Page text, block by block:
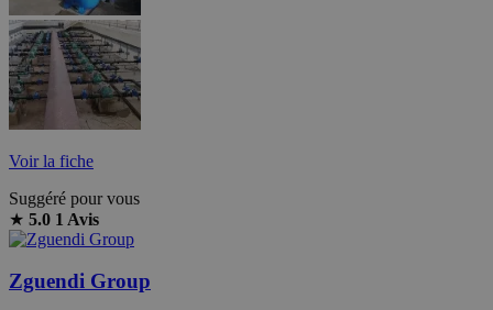
Voir la fiche
Suggéré pour vous
★ 5.0 1 Avis
Zguendi Group